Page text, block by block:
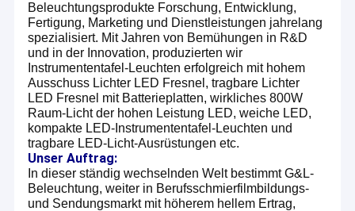
Beleuchtungsprodukte Forschung, Entwicklung,
Fertigung, Marketing und Dienstleistungen jahrelang
spezialisiert. Mit Jahren von Bemühungen in R&D
und in der Innovation, produzierten wir
Instrumententafel-Leuchten erfolgreich mit hohem
Ausschuss Lichter LED Fresnel, tragbare Lichter
LED Fresnel mit Batterieplatten, wirkliches 800W
Raum-Licht der hohen Leistung LED, weiche LED,
kompakte LED-Instrumententafel-Leuchten und
tragbare LED-Licht-Ausrüstungen etc.
Unser Auftrag:
In dieser ständig wechselnden Welt bestimmt G&L-
Beleuchtung, weiter in Berufsschmierfilmbildungs-
und Sendungsmarkt mit höherem hellem Ertrag,